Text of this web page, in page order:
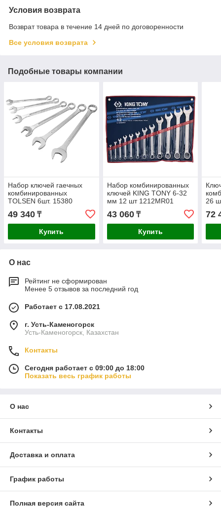
Условия возврата
Возврат товара в течение 14 дней по договоренности
Все условия возврата
Подобные товары компании
Набор ключей гаечных
комбинированных
TOLSEN 6шт. 15380
49 340 ₸
Купить
Набор комбинированных
ключей KING TONY 6-32
мм 12 шт 1212MR01
43 060₸
Купить
26
72
О нас
Рейтинг не сформирован
Менее 5 отзывов за последний год
Работает с 17.08.2021
г. Усть-Каменогорск
Усть-Каменогорск, Казахстан
Контакты
Сегодня работает с 09:00 до 18:00
Показать весь график работы
О нас
Контакты
Доставка и оплата
График работы
Полная версия сайта